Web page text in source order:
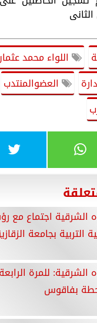
اللواء محمد
العضوالمنتدب
الشرقية اجتماع مع
التربية بجامعة
بفاقوس